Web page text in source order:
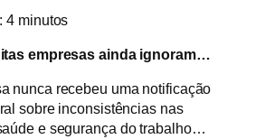
4 minutos
empresas ainda ignoram…
nunca recebeu uma notificação
sobre inconsistências nas
e segurança do trabalho…